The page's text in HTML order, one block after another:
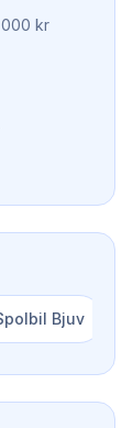
000 kr
Bjuv